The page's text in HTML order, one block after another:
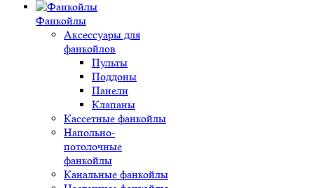
Фанкойлы
Аксессуары для
фанкойлов
Пульты
Поддоны
Панели
Клапаны
Кассетные фанкойлы
Напольно-
потолочные
фанкойлы
Канальные фанкойлы